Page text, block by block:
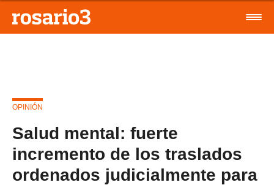
OPINIÓN
Salud mental: fuerte
incremento de los traslados
ordenados judicialmente para